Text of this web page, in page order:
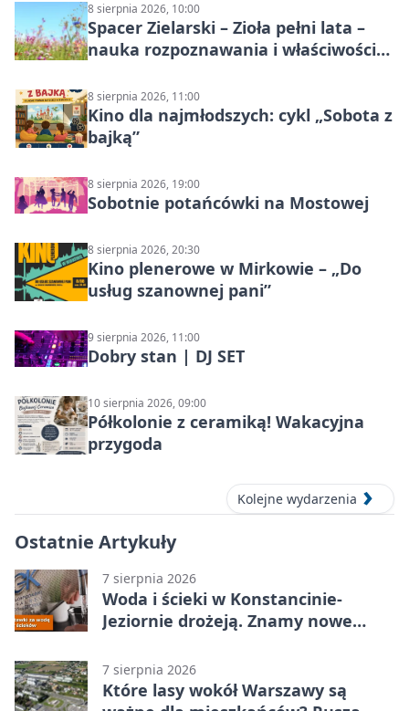
8 sierpnia 2026, 10:00
Spacer Zielarski – Zioła pełni lata –
nauka rozpoznawania i właściwości
8 sierpnia 2026, 11:00
Kino dla najmłodszych: cykl „Sobota z
bajką”
8 sierpnia 2026, 19:00
Sobotnie potańcówki na Mostowej
8 sierpnia 2026, 20:30
Kino plenerowe w Mirkowie – „Do
usług szanownej pani”
9 sierpnia 2026, 11:00
Dobry stan | DJ SET
10 sierpnia 2026, 09:00
Półkolonie z ceramiką! Wakacyjna
przygoda
Kolejne wydarzenia
Ostatnie Artykuły
7 sierpnia 2026
Woda i ścieki w Konstancinie-
Jeziornie drożeją. Znamy nowe
7 sierpnia 2026
Które lasy wokół Warszawy są